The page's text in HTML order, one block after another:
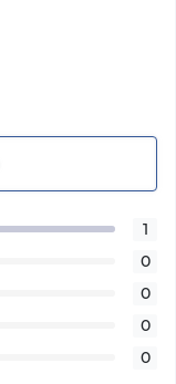
1
0
0
0
0